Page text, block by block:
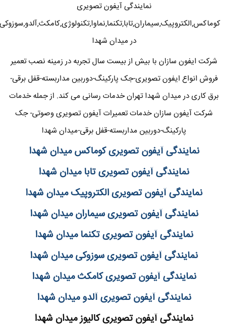
نمایندگی آیفون تصویری
کوماکس,الکتروپیک,سیماران,تابا,تکنما,نماوا,تکنولوژی,کامکث,آلدو,سوزوکی
در میدان شهدا
شرکت ایفون سازان با بیش از بیست سال تجربه در زمینه نصب تعمیر
فروش انواع ایفون تصویری-جک پارکینگ-دوربین مداربسته-قفل برقی-
برق کاری در میدان شهدا تهران خدمات رسانی می کند. از جمله خدمات
شرکت آیفون سازان خدمات تعمیرات آیفون تصویری وصوتی- جک
پارکینگ-دوربین مداربسته-قفل برقی-میدان شهدا
نمایندگی آیفون تصویری کوماکس میدان شهدا
نمایندگی آیفون تصویری تابا میدان شهدا
نمایندگی آیفون تصویری الکتروپیک میدان شهدا
نمایندگی آیفون تصویری سیماران میدان شهدا
نمایندگی آیفون تصویری تکنما میدان شهدا
نمایندگی آیفون تصویری سوزوکی میدان شهدا
نمایندگی آیفون تصویری کامکث میدان شهدا
نمایندگی آیفون تصویری آلدو میدان شهدا
نمایندگی آیفون تصویری کالیوز میدان شهدا